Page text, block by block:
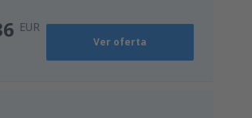
EUR
Ver oferta